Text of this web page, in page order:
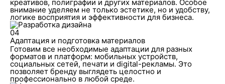
креативов, полиграфии и других материалов. Особое
внимание уделяем не только эстетике, но и удобству,
логике восприятия и эффективности для бизнеса.
04
Адаптация и подготовка материалов
Готовим все необходимые адаптации для разных
форматов и платформ: мобильных устройств,
социальных сетей, печати и digital-рекламы. Это
позволяет бренду выглядеть целостно и
профессионально в любой среде.